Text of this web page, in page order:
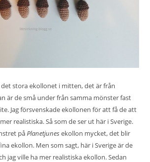
det stora ekollonet i mitten, det är från
är de små under från samma mönster fast
Jag försvenskade ekollonen för att få de att
realistiska. Så som de ser ut här i Sverige.
påPlanetjunes ekollon mycket, det blir
ekollon. Men som sagt, här i Sverige är de
jag ville ha mer realistiska ekollon. Sedan